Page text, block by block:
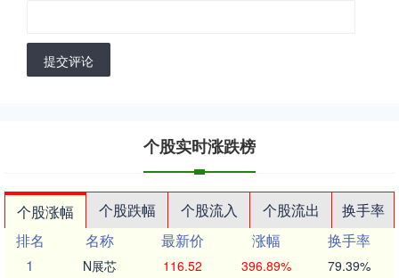
提交评论
个股实时涨跌榜
个股涨幅 个股跌幅 个股流入 个股流出
换手率
排名
名称 最新价 涨幅
换手率
1
N展芯 116.52 396.89% 79.39%